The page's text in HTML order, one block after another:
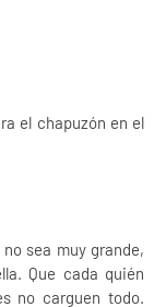
el chapuzón en el
sea muy grande,
Que cada quién
no carguen todo.